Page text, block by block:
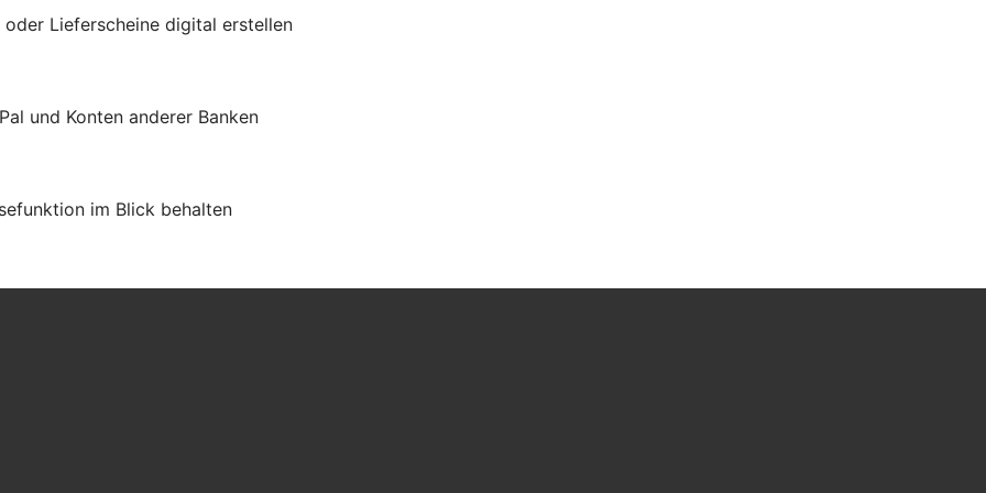
Lieferscheine digital erstellen
und Konten anderer Banken
im Blick behalten